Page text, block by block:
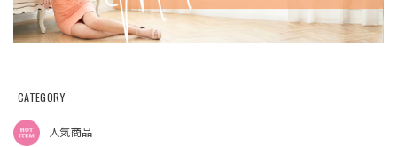
CATEGORY
人気商品